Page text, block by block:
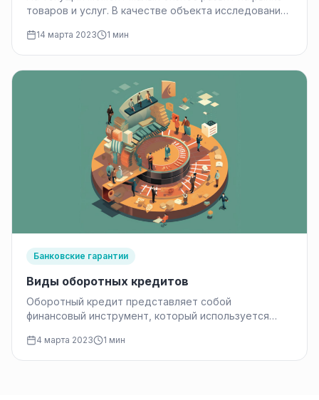
товаров и услуг. В качестве объекта исследования
14 марта 2023 1 мин
Банковские гарантии
Виды оборотных кредитов
Оборотный кредит представляет собой
финансовый инструмент, который используется
поддержания деятельности. Этот способ
финансирования…
4 марта 2023 1 мин